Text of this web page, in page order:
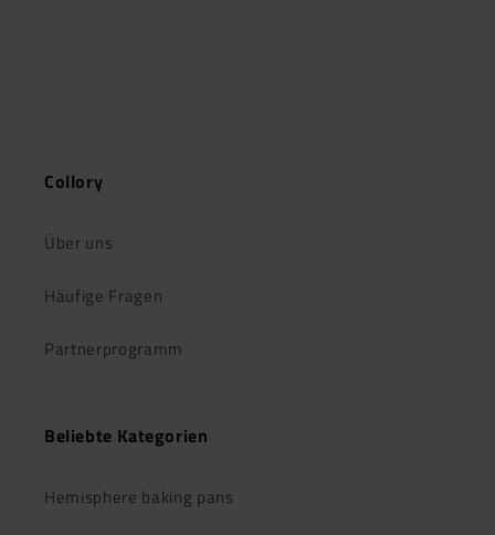
Collory
Über uns
Häufige Fragen
Partnerprogramm
Beliebte Kategorien
Hemisphere baking pans